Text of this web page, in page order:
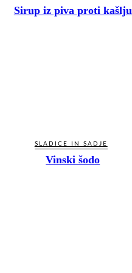
Sirup iz piva proti kašlju
SLADICE IN SADJE
Vinski šodo